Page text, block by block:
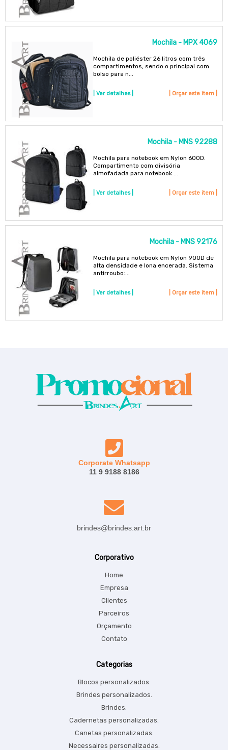
Mochila - MPX 4069
Mochila de poliéster 26 litros com três
compartimentos, sendo o principal com
bolso para n...
| Ver detalhes | | Orçar este item |
Mochila - MNS 92288
Mochila para notebook em Nylon 600D.
Compartimento com divisória
almofadada para notebook ...
| Ver detalhes | | Orçar este item |
Mochila - MNS 92176
Mochila para notebook em Nylon 900D de
alta densidade e lona encerada. Sistema
antirroubo:...
| Ver detalhes | | Orçar este item |
Corporate Whatsapp
11 9 9188 8186
brindes@brindes.art.br
Corporativo
Home
Empresa
Clientes
Parceiros
Orçamento
Contato
Categorias
Blocos personalizados.
Brindes personalizados.
Brindes.
Cadernetas personalizadas.
Canetas personalizadas.
Necessaires personalizadas.